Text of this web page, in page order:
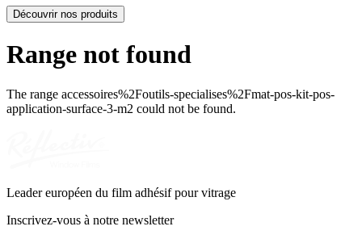
Découvrir nos produits
Range not found
The range accessoires%2Foutils-specialises%2Fmat-pos-kit-pos-
application-surface-3-m2 could not be found.
Leader européen du film adhésif pour vitrage
Inscrivez-vous à notre newsletter